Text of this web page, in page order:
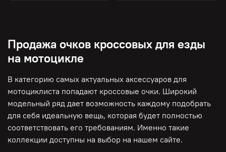
Продажа очков кроссовых для езды
на мотоцикле
В категорию самых актуальных аксессуаров для
мотоциклиста попадают кроссовые очки. Широкий
модельный ряд дает возможность каждому подобрать
для себя идеальную вещь, которая будет полностью
соответствовать его требованиям. Именно такие
коллекции доступны на выбор на нашем сайте.